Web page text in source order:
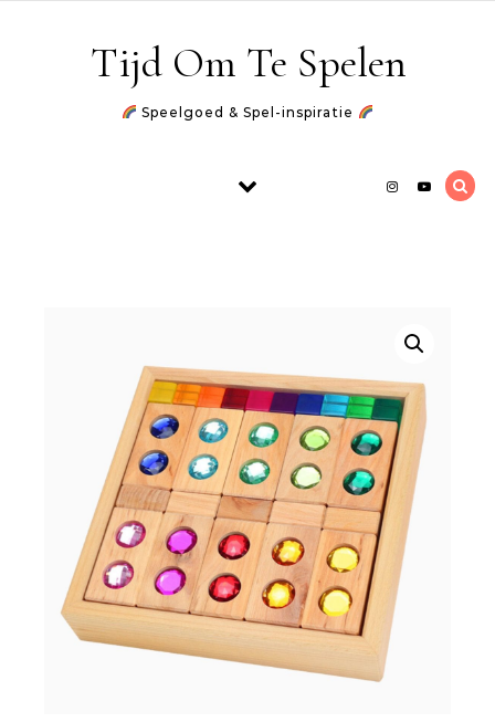
Tijd Om Te Spelen
Speelgoed & Spel-inspiratie